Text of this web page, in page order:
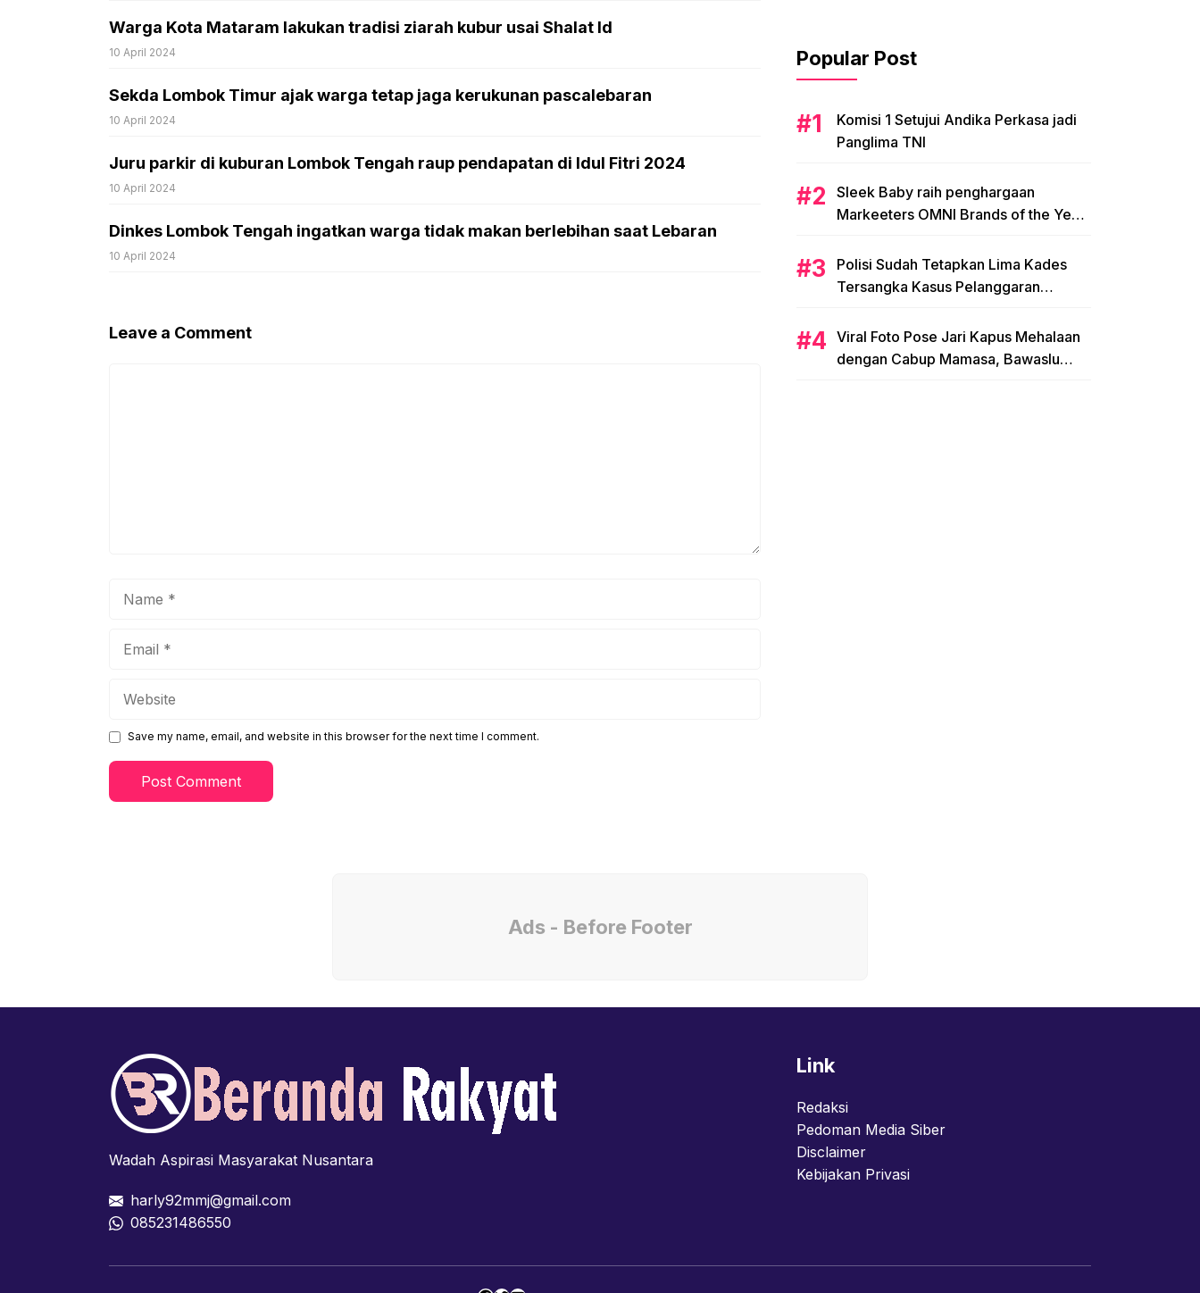
Warga Kota Mataram lakukan tradisi ziarah kubur usai Shalat Id
10 April 2024
Sekda Lombok Timur ajak warga tetap jaga kerukunan pascalebaran
10 April 2024
Juru parkir di kuburan Lombok Tengah raup pendapatan di Idul Fitri 2024
10 April 2024
Dinkes Lombok Tengah ingatkan warga tidak makan berlebihan saat Lebaran
10 April 2024
Leave a Comment
Save my name, email, and website in this browser for the next time I comment.
Popular Post
Komisi 1 Setujui Andika Perkasa jadi
Panglima TNI
Sleek Baby raih penghargaan
Markeeters OMNI Brands of the Year
Polisi Sudah Tetapkan Lima Kades
Tersangka Kasus Pelanggaran
Viral Foto Pose Jari Kapus Mehalaan
dengan Cabup Mamasa, Bawaslu
Ads - Before Footer
Wadah Aspirasi Masyarakat Nusantara
harly92mmj@gmail.com
085231486550
Link
Redaksi
Pedoman Media Siber
Disclaimer
Kebijakan Privasi